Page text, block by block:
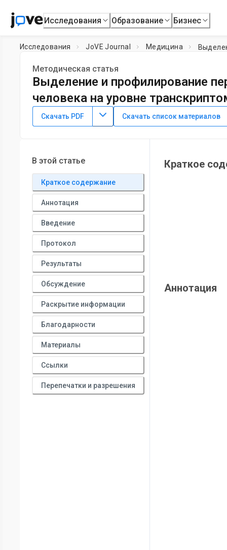
Исследования Образование Бизнес
Исследования JoVE Journal Медицина
Методическая статья
Выделение и профилирование
человека на уровне
DOI: 10.3791/63307 14 марта 2022 г.
Naseeb Kaur Malhi*1,Yingjun Luo*1,Xiaofang Tang*1,
*
Скачать PDF Скачать список материалов
В этой статье
Краткое содержание
Аннотация
Введение
Протокол
Результаты
Обсуждение
Раскрытие информации
Благодарности
Материалы
Ссылки
Перепечатки и разрешения
Краткое
Аннотация